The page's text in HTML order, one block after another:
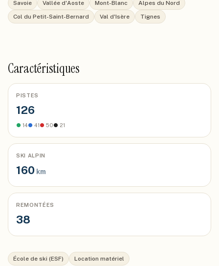
Savoie
Vallée d'Aoste Mont-Blanc
Alpes du Nord
Col du Petit-Saint-Bernard
Val d'Isère Tignes
Caractéristiques
PISTES
126
● 14● 41● 50● 21
SKI ALPIN
160 km
REMONTÉES
38
École de ski (ESF) Location matériel